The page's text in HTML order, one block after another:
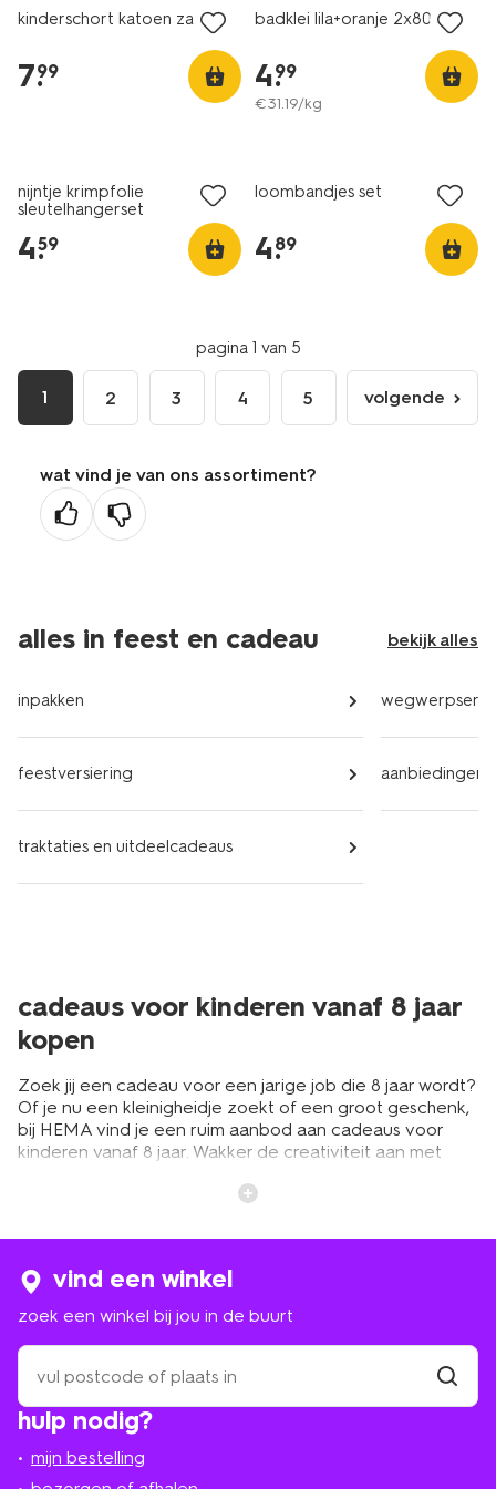
kinderschort katoen zakken
7.
99
badklei lila+oranje 2x80g
4.
99
€31.19/kg
nijntje krimpfolie
sleutelhangerset
4.
59
loombandjes set
4.
89
pagina 1 van 5
1 2 3 4 5
volgende
pagina
volgende
wat vind je van ons assortiment?
alles in feest en cadeau bekijk alles
inpakken
feestversiering
traktaties en uitdeelcadeaus
aanbiedingen
cadeaus voor kinderen vanaf 8 jaar
kopen
Zoek jij een cadeau voor een jarige job die 8 jaar wordt?
Of je nu een kleinigheidje zoekt of een groot geschenk,
bij HEMA vind je een ruim aanbod aan cadeaus voor
kinderen vanaf 8 jaar. Wakker de creativiteit aan met
leukste spellen. Speur door het aanbod en ontdek welk
grote en kleine cadeaus voor
kinderen vanaf 8 jaar
8-jarige kinderen zijn volop op ontdekkingstocht. Bij
HEMA hebben we daarom voor elk kind iets om de
interesses te prikkelen. Of je nu een kleinigheidje of een
groot cadeau zoekt. Creatievelingen maak je blij met
mooietekenspullen
Daarmee kunnen ze hun fantasie de vrije loop laten
hulp nodig?
mijn bestelling
vind een winkel
zoek een winkel bij jou in de buurt
zoek
een
winkel
bij
in